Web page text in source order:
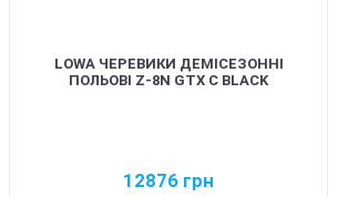
LOWA ЧЕРЕВИКИ ДЕМІСЕЗОННІ
ПОЛЬОВІ Z-8N GTX C BLACK
12876 грн